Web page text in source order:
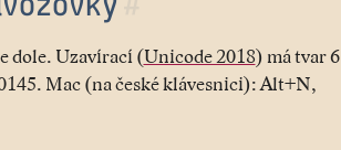
dole. Uzavírací (Unicode 2018) má tvar 6
Mac (na české klávesnici): Alt+N,